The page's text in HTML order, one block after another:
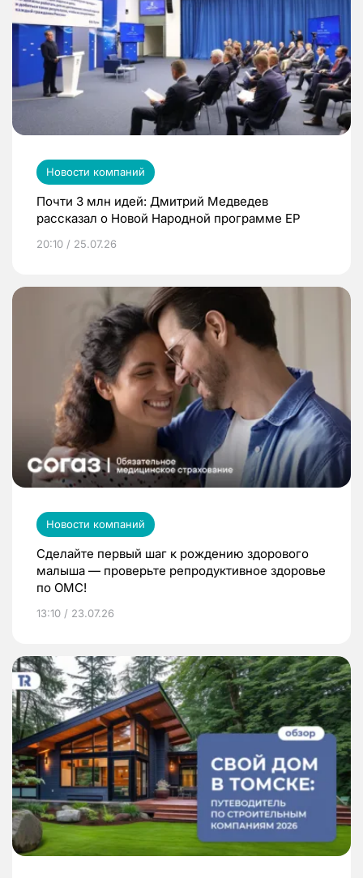
Новости компаний
Почти 3 млн идей: Дмитрий Медведев
рассказал о Новой Народной программе ЕР
20:10 / 25.07.26
Новости компаний
Сделайте первый шаг к рождению здорового
малыша — проверьте репродуктивное здоровье
по ОМС!
13:10 / 23.07.26